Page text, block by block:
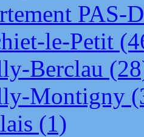
PAS-
le-Petit
Berclau
Montigny
(1)